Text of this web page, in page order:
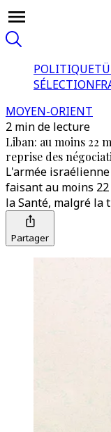
POLITIQUE
SÉLECTION
MOYEN-ORIENT
2 min de lecture
Liban: au moins 22
reprise des
L'armée
faisant au moins
la Santé, malgré la
Partager